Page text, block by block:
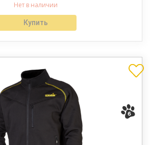
Нет в наличии
Купить